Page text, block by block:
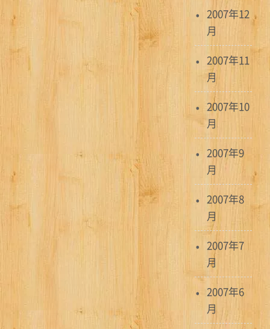
2007年12
月
2007年11
月
2007年10
月
2007年9
月
2007年8
月
2007年7
月
2007年6
月